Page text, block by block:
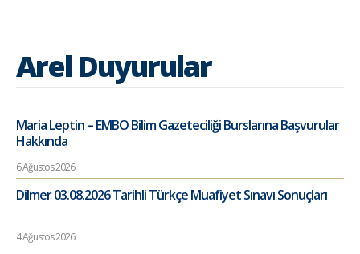
Arel Duyurular
Maria Leptin – EMBO Bilim Gazeteciliği Burslarına Başvurular
Hakkında
6 Ağustos 2026
Dilmer 03.08.2026 Tarihli Türkçe Muafiyet Sınavı Sonuçları
4 Ağustos 2026